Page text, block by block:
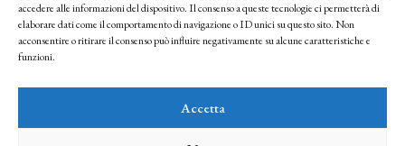
accedere alle informazioni del dispositivo. Il consenso a queste tecnologie ci permetterà di
elaborare dati come il comportamento di navigazione o ID unici su questo sito. Non
acconsentire o ritirare il consenso può influire negativamente su alcune caratteristiche e
funzioni.
Accetta
Facendo clic per iscriverti, riconosci che le tue informazioni saranno trattate
seguendo la nostra Privacy Policy
© 2025 Istituto Matteucci. All right reserved
l’autorizzazione scritta dei proprietari dei diritti e dell’Istituto Matteucci